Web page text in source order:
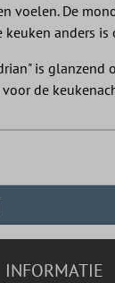
voelen. De
anders
is
de
INFORMATIE